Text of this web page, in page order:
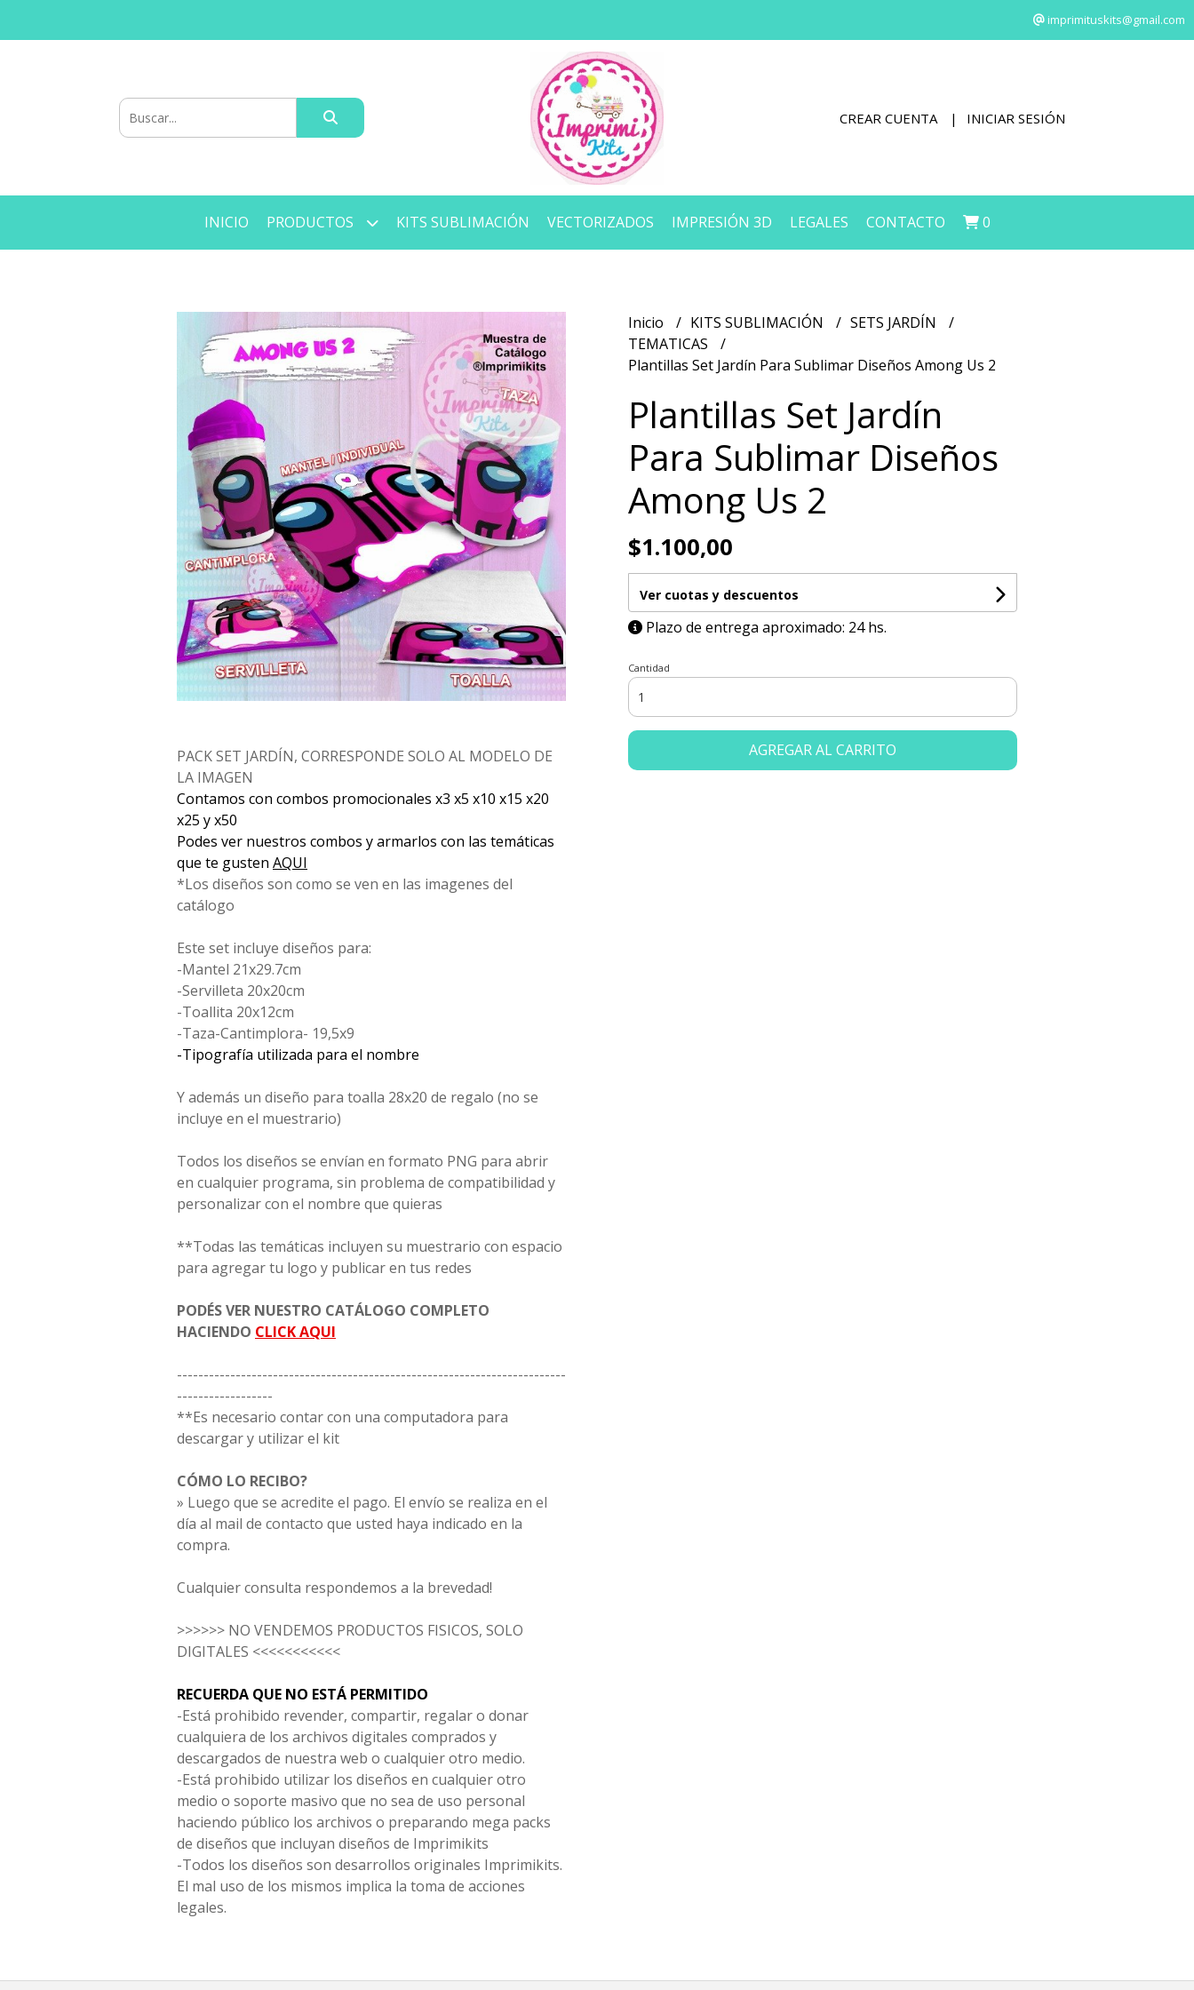
imprimituskits@gmail.com
CREAR CUENTA INICIAR SESIÓN
INICIO PRODUCTOS KITS SUBLIMACIÓN VECTORIZADOS IMPRESIÓN 3D LEGALES CONTACTO 0
PACK SET JARDÍN, CORRESPONDE SOLO AL MODELO DE
LA IMAGEN
Contamos con combos promocionales x3 x5 x10 x15 x20
x25 y x50
Podes ver nuestros combos y armarlos con las temáticas
que te gusten AQUI
*Los diseños son como se ven en las imagenes del
catálogo
Este set incluye diseños para:
-Mantel 21x29.7cm
-Servilleta 20x20cm
-Toallita 20x12cm
-Taza-Cantimplora- 19,5x9
-Tipografía utilizada para el nombre
Y además un diseño para toalla 28x20 de regalo (no se
incluye en el muestrario)
Todos los diseños se envían en formato PNG para abrir
en cualquier programa, sin problema de compatibilidad y
personalizar con el nombre que quieras
**Todas las temáticas incluyen su muestrario con espacio
para agregar tu logo y publicar en tus redes
PODÉS VER NUESTRO CATÁLOGO COMPLETO
HACIENDO CLICK AQUI
-------------------------------------------------------------------------
------------------
**Es necesario contar con una computadora para
descargar y utilizar el kit
CÓMO LO RECIBO?
» Luego que se acredite el pago. El envío se realiza en el
día al mail de contacto que usted haya indicado en la
compra.
Cualquier consulta respondemos a la brevedad!
>>>>>> NO VENDEMOS PRODUCTOS FISICOS, SOLO
DIGITALES <<<<<<<<<<<
RECUERDA QUE NO ESTÁ PERMITIDO
-Está prohibido revender, compartir, regalar o donar
cualquiera de los archivos digitales comprados y
descargados de nuestra web o cualquier otro medio.
-Está prohibido utilizar los diseños en cualquier otro
medio o soporte masivo que no sea de uso personal
haciendo público los archivos o preparando mega packs
de diseños que incluyan diseños de Imprimikits
-Todos los diseños son desarrollos originales Imprimikits.
El mal uso de los mismos implica la toma de acciones
legales.
Inicio KITS SUBLIMACIÓN
SETS JARDÍN
TEMATICAS
Plantillas Set Jardín Para Sublimar Diseños Among Us 2
Plantillas Set Jardín
Para Sublimar Diseños
Among Us 2
$1.100,00
Ver cuotas y descuentos
Plazo de entrega aproximado: 24 hs.
Cantidad
AGREGAR AL CARRITO